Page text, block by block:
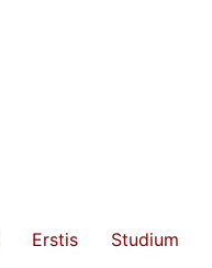
Erstis
Studium